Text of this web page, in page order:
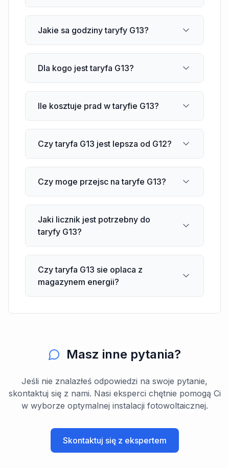
Jakie sa godziny taryfy G13?
Dla kogo jest taryfa G13?
Ile kosztuje prad w taryfie G13?
Czy taryfa G13 jest lepsza od G12?
Czy moge przejsc na taryfe G13?
Jaki licznik jest potrzebny do
taryfy G13?
Czy taryfa G13 sie oplaca z
magazynem energii?
Masz inne pytania?
Jeśli nie znalazłeś odpowiedzi na swoje pytanie,
skontaktuj się z nami. Nasi eksperci chętnie pomogą Ci
w wyborze optymalnej instalacji fotowoltaicznej.
Skontaktuj się z ekspertem